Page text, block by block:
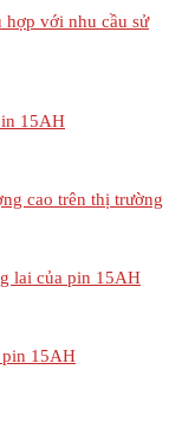
với nhu cầu sử
15AH
cao trên thị trường
lai của pin 15AH
pin 15AH